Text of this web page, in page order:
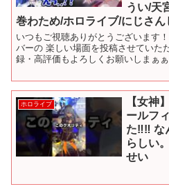
うい/天
巻わため/ホロライブ/にじさん
いつもご視聴ありがとうございます
バーの 楽しい場面を投稿させていた
録・高評価もよろしくお願いしまぁ
ホロライブ
【女神
ールフ
た‼︎‼︎ な
らしい
せい